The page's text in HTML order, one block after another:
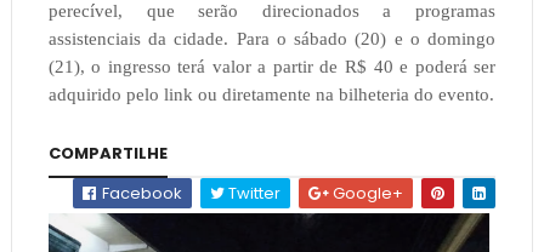
perecível, que serão direcionados a programas
assistenciais da cidade. Para o sábado (20) e o domingo
(21), o ingresso terá valor a partir de R$ 40 e poderá ser
adquirido pelo link ou diretamente na bilheteria do evento.
COMPARTILHE
Facebook
Twitter Google+